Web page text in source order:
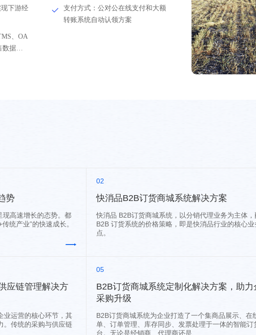
下游经
支付方式：公对公在线支付和大额
转账系统自动认领方案
、OA
据连
势
现高速增长的态势。都
统产业”的快速成长。
02
快消品B2B订货商城系统解决方案
快消品 B2B订货商城系统，以分销代理业务为主体，
B2B 订货系统的价格策略，即是快消品行业的核心业
点。
应链管理解决方
业运营的核心环节，其
。传统的采购与供应链
05
B2B订货商城系统定制化解决方案，助力
采购升级
B2B订货商城系统为企业打造了一个集商品展示、在
单、订单管理、库存同步、发票处理于一体的智能订
台。无论是经销商、代理商还是